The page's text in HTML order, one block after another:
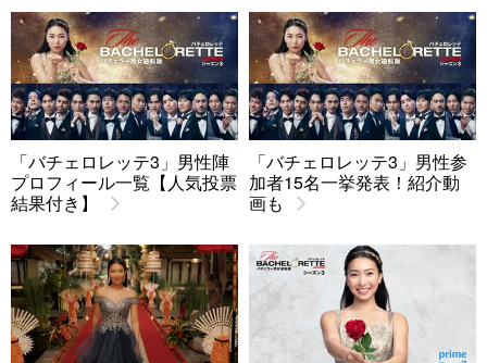
「バチェロレッテ3」男性陣
プロフィール一覧【人気投票
結果付き】
「バチェロレッテ3」男性参
加者15名一挙発表！紹介動
画も